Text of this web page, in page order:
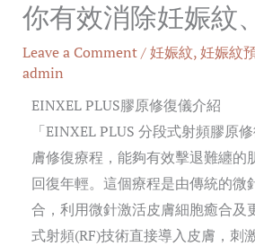
你有效消除妊娠紋
Leave a Comment/妊娠紋,妊娠紋
admin
EINXEL PLUS膠原修復儀介紹
「EINXEL PLUS 分段式射頻膠原
膚修復療程，能夠有效擊退難纏的
回復年輕。這個療程是由傳統的微
合，利用微針激活皮膚細胞癒合及
式射頻(RF)技術直接導入皮膚，刺